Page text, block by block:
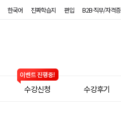
한국어 진짜학습지 편입 B2B·직무/자격증
수강신청 수강후기